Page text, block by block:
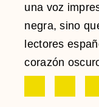
una voz
negra, sino
lectores
corazón